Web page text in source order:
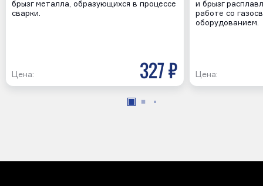
брызг металла, образующихся в процессе
сварки.
Цена: 327 р
и брызг
работе со
оборудованием.
Цена: